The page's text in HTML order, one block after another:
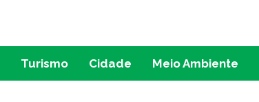
Turismo Cidade Meio Ambiente